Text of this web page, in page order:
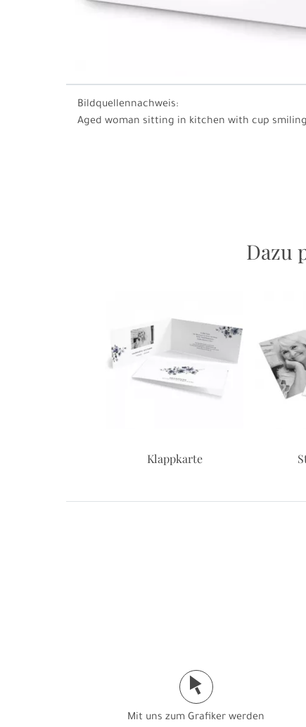
Bildquellennachweis:
Aged woman sitting in kitchen with cup
Dazu
Klappkarte
j
Mit uns zum Grafiker werden